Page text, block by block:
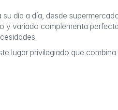
día a día, desde
y variado complementa
lugar privilegiado que